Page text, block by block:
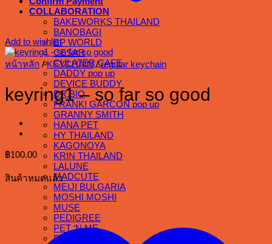
COLLABORATION
BAKEWORKS THAILAND
BANOBAGI
BP WORLD
CESAR
CULATER CAFE
DADDY pop up
DEVICE BUDDY
DR.BIO
FRANK! GARCON pop up
GRANNY SMITH
HANA PET
HY THAILAND
KAGONOYA
KRIN THAILAND
LALUNE
MADCUTE
MEIJI BULGARIA
MOSHI MOSHI
MUSE
PEDIGREE
PET ‘N ME
PHOTOVIBES
Add to wishlist
หน้าหลัก / KEYCHAIN / regular keychain
keyring1 – so far so good
฿100.00
สินค้าหมดแล้ว